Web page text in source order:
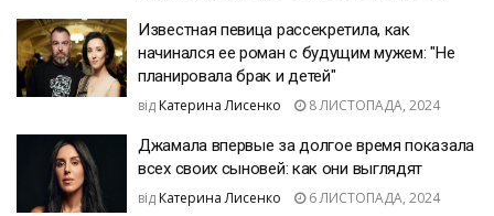
Известная певица рассекретила, как
начинался ее роман с будущим мужем: "Не
планировала брак и детей"
від Катерина Лисенко 8 ЛИСТОПАДА, 2024
Джамала впервые за долгое время показала
всех своих сыновей: как они выглядят
від Катерина Лисенко 6 ЛИСТОПАДА, 2024